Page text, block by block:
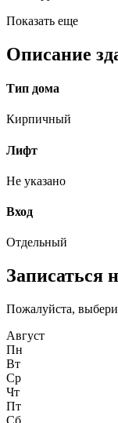
Показать еще
Описание
Тип дома
Кирпичный
Лифт
Не указано
Вход
Отдельный
Записаться
Пожалуйста,
Август
Пн
Вт
Ср
Чт
Пт